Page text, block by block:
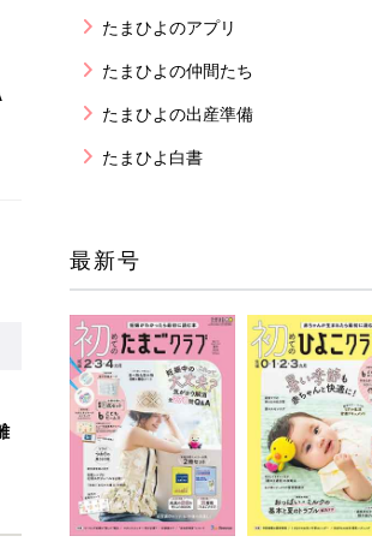
たまひよのアプリ
たまひよの仲間たち
たまひよの出産準備
たまひよ白書
最新号